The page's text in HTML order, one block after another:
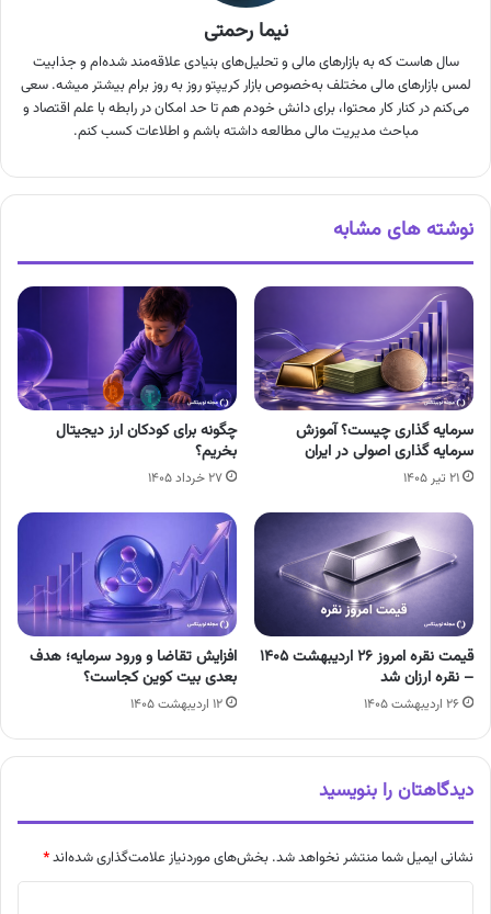
نیما رحمتی
سال هاست که به بازارهای مالی و تحلیل‌های بنیادی علاقه‌مند شده‌ام و جذابیت
لمس بازارهای مالی مختلف به‌خصوص بازار کریپتو روز به روز برام بیشتر میشه. سعی
می‌کنم در کنار کار محتوا، برای دانش خودم هم تا حد امکان در رابطه با علم اقتصاد و
مباحث مدیریت مالی مطالعه داشته باشم و اطلاعات کسب کنم.
نوشته های مشابه
سرمایه گذاری چیست؟ آموزش
سرمایه گذاری اصولی در ایران
۲۱ تیر ۱۴۰۵
چگونه برای کودکان ارز دیجیتال
بخریم؟
۲۷ خرداد ۱۴۰۵
قیمت نقره امروز ۲۶ اردیبهشت ۱۴۰۵
– نقره ارزان شد
۲۶ اردیبهشت ۱۴۰۵
افزایش تقاضا و ورود سرمایه؛ هدف
بعدی بیت کوین کجاست؟
۱۲ اردیبهشت ۱۴۰۵
دیدگاهتان را بنویسید
نشانی ایمیل شما منتشر نخواهد شد. بخش‌های موردنیاز علامت‌گذاری شده‌اند*